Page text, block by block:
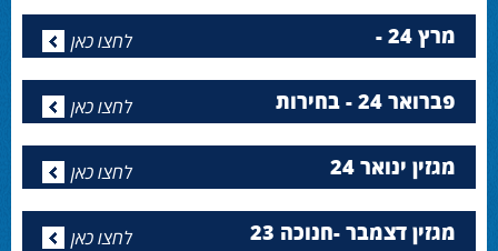
מרץ 24 - לחצו כאן
פברואר 24 - בחירות לחצו כאן
מגזין ינואר 24 לחצו כאן
מגזין דצמבר -חנוכה 23 לחצו כאן